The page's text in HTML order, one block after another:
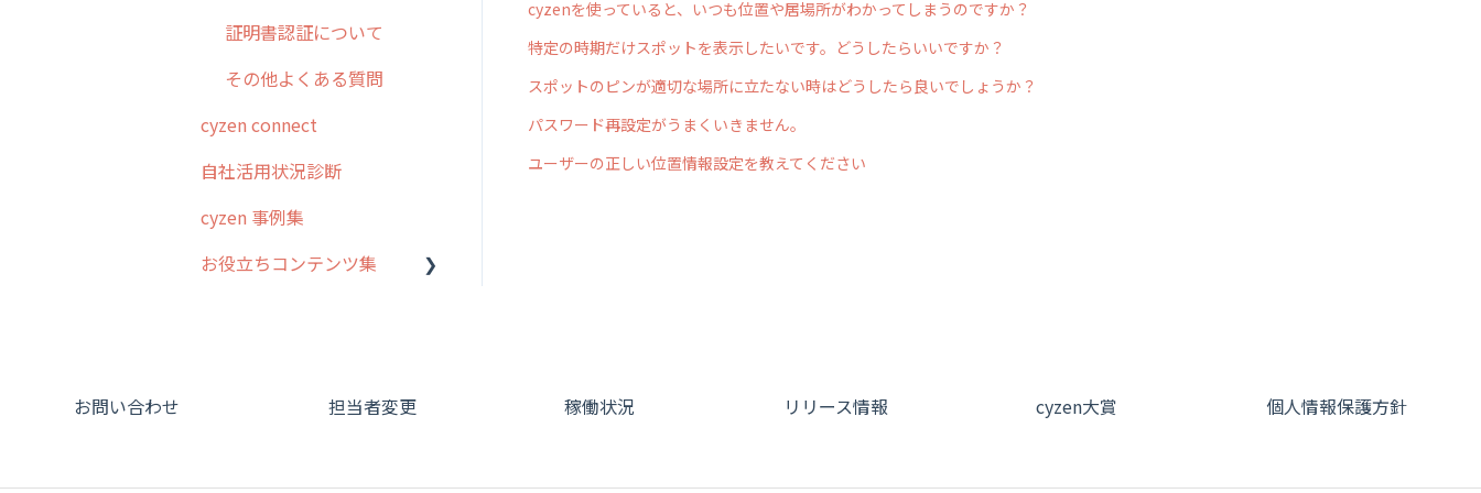
cyzenを使っていると、いつも位置や居場所がわかってしまうのですか？
特定の時期だけスポットを表示したいです。どうしたらいいですか？
スポットのピンが適切な場所に立たない時はどうしたら良いでしょうか？
パスワード再設定がうまくいきません。
ユーザーの正しい位置情報設定を教えてください
証明書認証について
その他よくある質問
cyzen connect
自社活用状況診断
cyzen 事例集
お役立ちコンテンツ集
お問い合わせ 担当者変更 稼働状況 リリース情報 cyzen大賞 個人情報保護方針